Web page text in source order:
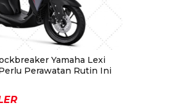
Yamaha Lexi
Perawatan Rutin Ini